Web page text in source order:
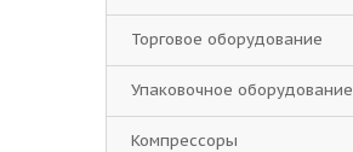
Торговое оборудование
Упаковочное оборудование
Компрессоры